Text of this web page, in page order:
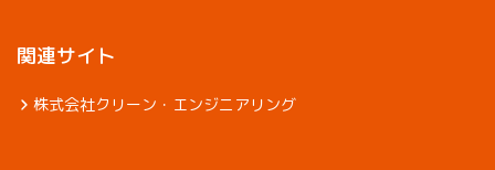
関連サイト
株式会社クリーン・エンジニアリング